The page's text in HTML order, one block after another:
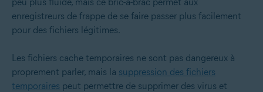
enregistreurs de frappe de se faire passer plus facilement
pour des fichiers légitimes.
Les fichiers cache temporaires ne sont pas dangereux à
proprement parler, mais la suppression des fichiers
temporaires peut permettre de supprimer des virus et